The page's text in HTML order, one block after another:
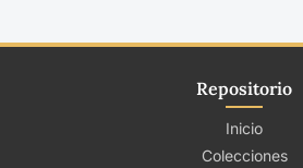
Repositorio
Inicio
Colecciones